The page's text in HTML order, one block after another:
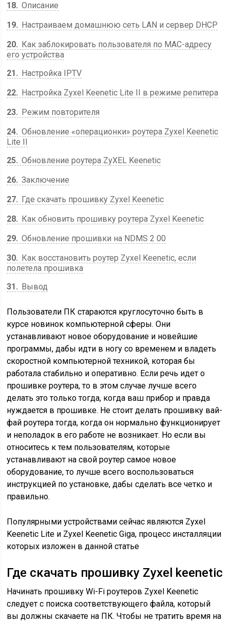
18 Описание
19
Настраиваем домашнюю сеть LAN и сервер DHCP
20
Как заблокировать пользователя по MAC-адресу
его устройства
21
Настройка IPTV
22
Настройка Zyxel Keenetic Lite II в режиме репитера
23
Режим повторителя
24 Обновление «операционки» роутера Zyxel Keenetic
Lite II
25 Обновление роутера ZyXEL Keenetic
26 Заключение
27
Где скачать прошивку Zyxel Keenetic
28
Как обновить прошивку роутера Zyxel Keenetic
29 Обновление прошивки на NDMS 2 00
30
Как восстановить роутер Zyxel Keenetic, если
полетела прошивка
31
Вывод
Пользователи ПК стараются круглосуточно быть в
курсе новинок компьютерной сферы. Они
устанавливают новое оборудование и новейшие
программы, дабы идти в ногу со временем и владеть
скоростной компьютерной техникой, которая бы
работала стабильно и оперативно. Если речь идет о
прошивке роутера, то в этом случае лучше всего
делать это только тогда, когда ваш прибор и правда
нуждается в прошивке. Не стоит делать прошивку вай-
фай роутера тогда, когда он нормально функционирует
и неполадок в его работе не возникает. Но если вы
относитесь к тем пользователям, которые
устанавливают на свой роутер самое новое
оборудование, то лучше всего воспользоваться
инструкцией по установке, дабы сделать все четко и
правильно.
Популярными устройствами сейчас являются Zyxel
Keenetic Lite и Zyxel Keenetic Giga, процесс инсталляции
которых изложен в данной статье
Где скачать прошивку Zyxel keenetic
Начинать прошивку Wi-Fi роутеров Zyxel Keenetic
следует с поиска соответствующего файла, который
вы должны скачаете на ПК. Чтобы не тратить время на